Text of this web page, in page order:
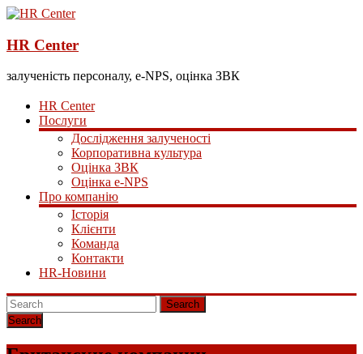
HR Center
залученість персоналу, e-NPS, оцінка ЗВК
HR Center
Послуги
Дослідження залученості
Корпоративна культура
Оцінка ЗВК
Оцінка e-NPS
Про компанію
Історія
Клієнти
Команда
Контакти
HR-Новини
Search